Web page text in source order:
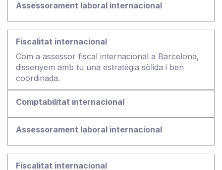
Com a assessor fiscal internacional a Barcelona,
dissenyem amb tu una estratègia sòlida i ben
coordinada.